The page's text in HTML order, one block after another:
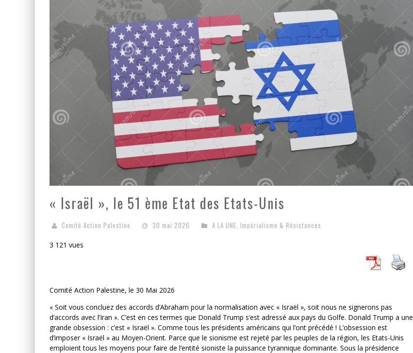
LA PUISSANCE AMÉRICAINE EN PEAU DE CHAGRIN
LA BANALITÉ DU MAL COLONIAL
YANKEES, GO HOME !
« Israël », le 51 ème Etat des Etats-Unis
Comité Action Palestine 30 mai 2026 A LA UNE, Impérialisme & Résistances
3 121 vues
Comité Action Palestine, le 30 Mai 2026
« Soit vous concluez des accords d’Abraham pour la normalisation avec « Israël », soit nous ne signerons pas
d’accords avec l’Iran ». C’est en ces termes que Donald Trump s’est adressé aux pays du Golfe. Donald Trump a une
grande obsession : c’est « Israël ». Comme tous les présidents américains qui l’ont précédé ! L’obsession est
d’imposer « Israël » au Moyen-Orient. Parce que le sionisme est rejeté par les peuples de la région, les Etats-Unis
emploient tous les moyens pour faire de l’entité sioniste la puissance tyrannique dominante. Sous la présidence